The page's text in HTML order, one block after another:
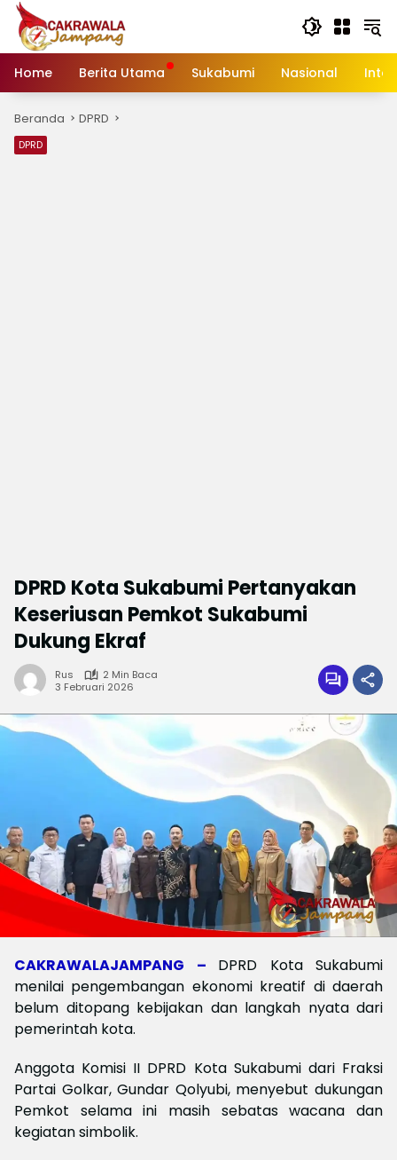
Langsung
konten
Home
Berita Utama Sukabumi Nasional
Beranda DPRD
DPRD
DPRD Kota Sukabumi Pertanyakan
Keseriusan Pemkot Sukabumi
Dukung Ekraf
Rus
2 Min Baca
3 Februari 2026
CAKRAWALAJAMPANG – DPRD Kota Sukabumi
menilai pengembangan ekonomi kreatif di daerah
belum ditopang kebijakan dan langkah nyata dari
pemerintah kota.
Anggota Komisi II DPRD Kota Sukabumi dari Fraksi
Partai Golkar, Gundar Qolyubi, menyebut dukungan
Pemkot selama ini masih sebatas wacana dan
kegiatan simbolik.